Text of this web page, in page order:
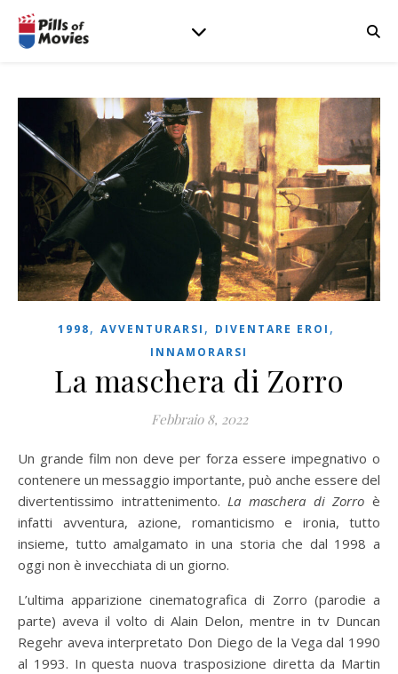
1998, AVVENTURARSI , DIVENTARE EROI ,
INNAMORARSI
La maschera di Zorro
Febbraio 8, 2022
Un grande film non deve per forza essere impegnativo o
contenere un messaggio importante, può anche essere del
divertentissimo intrattenimento.La maschera di Zorroè
infatti avventura, azione, romanticismo e ironia, tutto
insieme, tutto amalgamato in una storia che dal 1998 a
oggi non è invecchiata di un giorno.
L’ultima apparizione cinematografica di Zorro (parodie a
parte) aveva il volto di Alain Delon, mentre in tv Duncan
Regehr aveva interpretato Don Diego de la Vega dal 1990
al 1993. In questa nuova trasposizione diretta da Martin